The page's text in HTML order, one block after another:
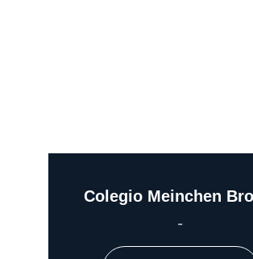
Colegio Meinchen
-